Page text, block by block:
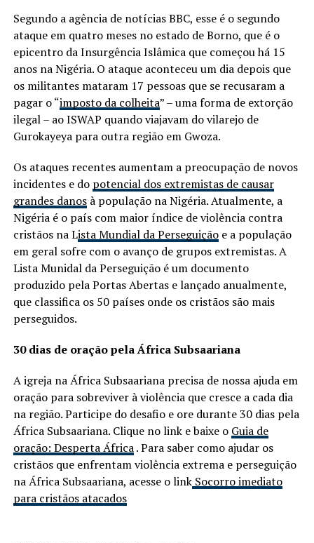
Segundo a agência de notícias BBC, esse é o segundo
ataque em quatro meses no estado de Borno, que é o
epicentro da Insurgência Islâmica que começou há 15
anos na Nigéria. O ataque aconteceu um dia depois que
os militantes mataram 17 pessoas que se recusaram a
pagar o “imposto da colheita” – uma forma de extorção
ilegal – ao ISWAP quando viajavam do vilarejo de
Gurokayeya para outra região em Gwoza.
Os ataques recentes aumentam a preocupação de novos
incidentes e do potencial dos extremistas de causar
grandes danosà população na Nigéria. Atualmente, a
Nigéria é o país com maior índice de violência contra
cristãos na Lista Mundial da Perseguiçãoe a população
em geral sofre com o avanço de grupos extremistas. A
Lista Munidal da Perseguição é um documento
produzido pela Portas Abertas e lançado anualmente,
que classifica os 50 países onde os cristãos são mais
perseguidos.
30 dias de oração pela África Subsaariana
A igreja na África Subsaariana precisa de nossa ajuda em
oração para sobreviver à violência que cresce a cada dia
na região. Participe do desafio e ore durante 30 dias pela
África Subsaariana. Clique no link e baixe o Guia de
oração: Desperta África. Para saber como ajudar os
cristãos que enfrentam violência extrema e perseguição
na África Subsaariana, acesse o linkSocorro imediato
para cristãos atacados